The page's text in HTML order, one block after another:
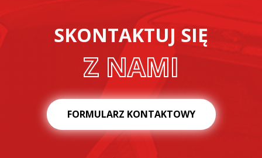
SKONTAKTUJ SIĘ
Z NAMI
FORMULARZ KONTAKTOWY